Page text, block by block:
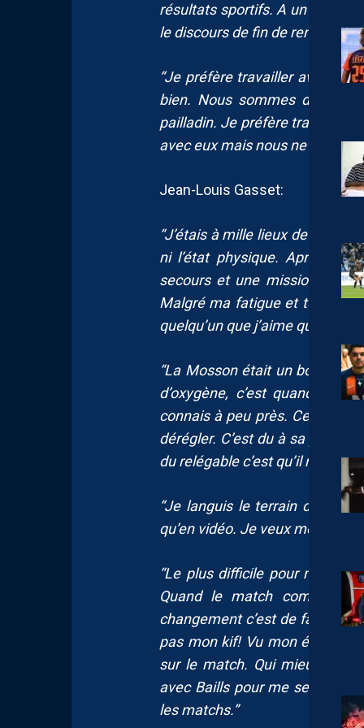
résultats sportifs. A un
le discours de fin de rencontre
“Je préfère travailler avec
bien. Nous sommes dans
pailladin. Je préfère travailler
avec eux mais nous ne nous
Jean-Louis Gasset:
“J’étais à mille lieux de
ni l’état physique. Après
secours et une mission de
Malgré ma fatigue et tout ce
quelqu’un que j’aime qui est
“La Mosson était un bol d’air
d’oxygène, c’est quand
connais à peu près. Ce
dérégler. C’est du à sa
du relégable c’est qu’il
“Je languis le terrain de voir
qu’en vidéo. Je veux me faire
“Le plus difficile pour moi
Quand le match
changement c’est de faire
pas mon kif! Vu mon état
sur le match. Qui mieux que
avec Baills pour me
les matchs.”